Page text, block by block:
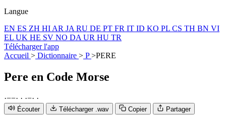
Langue
EN ES ZH HI AR JA RU DE PT FR IT ID KO PL CS TH BN VI
EL UK HE SV NO DA UR HU TR
Télécharger l'app
Accueil > Dictionnaire > P>PERE
Pere en Code Morse
·−−· · ·−· ·
Écouter Télécharger .wav Copier Partager